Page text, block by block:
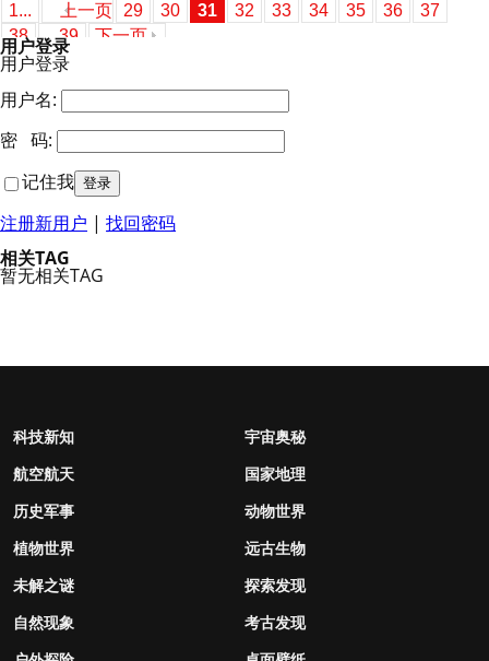
1... 上一页 29 30 31 32 33 34 35 36
37
38
...39 下一页
用户登录
用户登录
用户名:
密 码:
记住我
注册新用户 | 找回密码
相关TAG
暂无相关TAG
科技新知
宇宙奥秘
航空航天
国家地理
历史军事
动物世界
植物世界
远古生物
未解之谜
探索发现
自然现象
考古发现